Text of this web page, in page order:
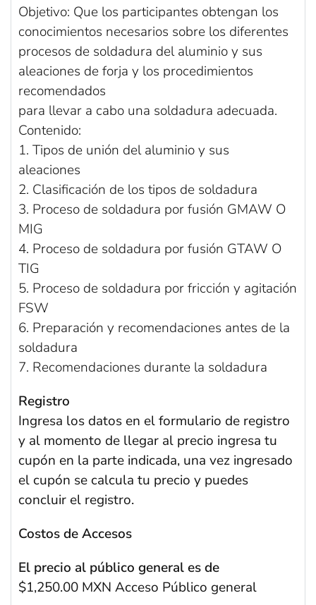
Objetivo: Que los participantes obtengan los
conocimientos necesarios sobre los diferentes
procesos de soldadura del aluminio y sus
aleaciones de forja y los procedimientos
recomendados
para llevar a cabo una soldadura adecuada.
Contenido:
1. Tipos de unión del aluminio y sus
aleaciones
2. Clasificación de los tipos de soldadura
3. Proceso de soldadura por fusión GMAW O
MIG
4. Proceso de soldadura por fusión GTAW O
TIG
5. Proceso de soldadura por fricción y agitación
FSW
6. Preparación y recomendaciones antes de la
soldadura
7. Recomendaciones durante la soldadura
Registro
Ingresa los datos en el formulario de registro
y al momento de llegar al precio ingresa tu
cupón en la parte indicada, una vez ingresado
el cupón se calcula tu precio y puedes
concluir el registro.
Costos de Accesos
El precio al público general es de
$1,250.00 MXN Acceso Público general